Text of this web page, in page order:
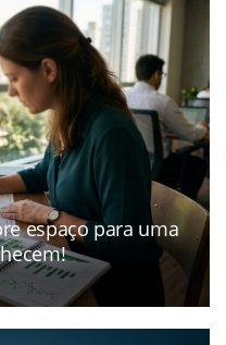
espaço para uma